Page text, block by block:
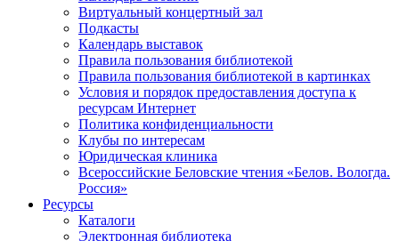
Виртуальный концертный зал
Подкасты
Календарь выставок
Правила пользования библиотекой
Правила пользования библиотекой в картинках
Условия и порядок предоставления доступа к
ресурсам Интернет
Политика конфиденциальности
Клубы по интересам
Юридическая клиника
Всероссийские Беловские чтения «Белов. Вологда.
Россия»
Ресурсы
Каталоги
Электронная библиотека